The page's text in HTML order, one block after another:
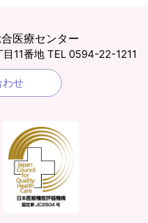
医療センター
11番地 TEL 0594-22-1211
わせ